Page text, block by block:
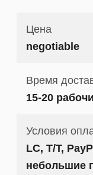
Цена
negotiable
Время
15-20
Условия
LC, T/T,
небольшие